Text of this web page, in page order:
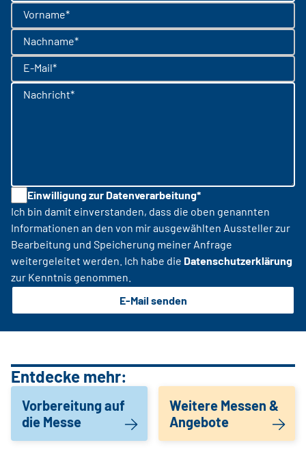
Vorname*
Nachname*
E-Mail*
Nachricht*
Einwilligung zur Datenverarbeitung*
Ich bin damit einverstanden, dass die oben genannten
Informationen an den von mir ausgewählten Aussteller zur
Bearbeitung und Speicherung meiner Anfrage
weitergeleitet werden. Ich habe die Datenschutzerklärung
zur Kenntnis genommen.
E-Mail senden
Entdecke mehr:
Vorbereitung auf
die Messe
Weitere Messen &
Angebote